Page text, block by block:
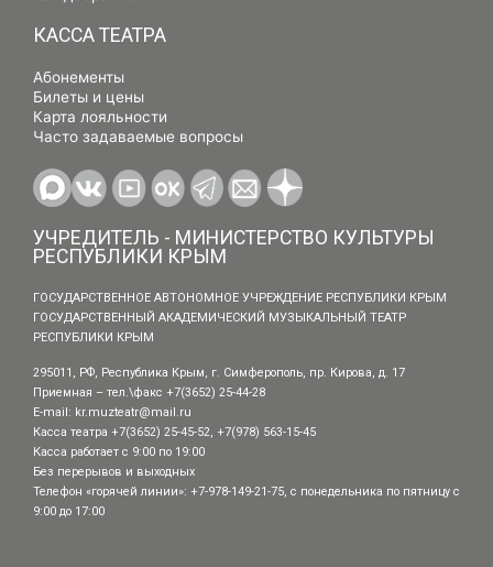
КАССА ТЕАТРА
Абонементы
Билеты и цены
Карта лояльности
Часто задаваемые вопросы
УЧРЕДИТЕЛЬ - МИНИСТЕРСТВО КУЛЬТУРЫ
РЕСПУБЛИКИ КРЫМ
ГОСУДАРСТВЕННОЕ АВТОНОМНОЕ УЧРЕЖДЕНИЕ РЕСПУБЛИКИ КРЫМ
ГОСУДАРСТВЕННЫЙ АКАДЕМИЧЕСКИЙ МУЗЫКАЛЬНЫЙ ТЕАТР
РЕСПУБЛИКИ КРЫМ
295011, РФ, Республика Крым, г. Симферополь, пр. Кирова, д. 17
Приемная – тел.\факс +7(3652) 25-44-28
E-mail: kr.muzteatr@mail.ru
Касса театра +7(3652) 25-45-52, +7(978) 563-15-45
Касса работает с 9:00 по 19:00
Без перерывов и выходных
Телефон «горячей линии»: +7-978-149-21-75, с понедельника по пятницу с
9:00 до 17:00